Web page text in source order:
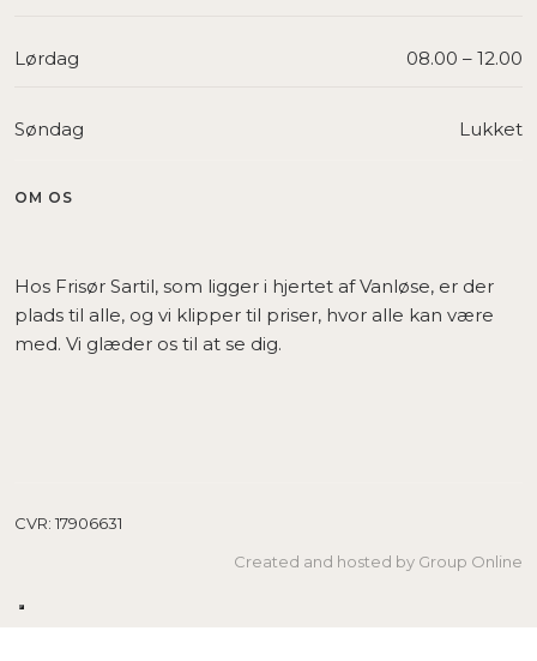
Lørdag 08.00 – 12.00​
Søndag Lukket
OM OS
Hos Frisør Sartil, som ligger i hjertet af Vanløse, er der
plads til alle, og vi klipper til priser, hvor alle kan være
med. Vi glæder os til at se dig.
CVR​: 17906631
Created and hosted by Group Online